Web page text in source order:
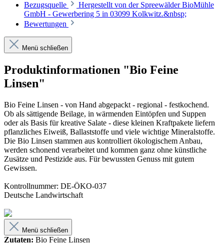
Bezugsquelle
Hergestellt von der Spreewälder BioMühle
GmbH - Gewerbering 5 in 03099 Kolkwitz.&nbsp;
Bewertungen
Menü schließen
Produktinformationen "Bio Feine
Linsen"
Bio Feine Linsen - von Hand abgepackt - regional - festkochend.
Ob als sättigende Beilage, in wärmenden Eintöpfen und Suppen
oder als Basis für kreative Salate - diese kleinen Kraftpakete liefern
pflanzliches Eiweiß, Ballaststoffe und viele wichtige Mineralstoffe.
Die Bio Linsen stammen aus kontrolliert ökologischem Anbau,
werden schonend verarbeitet und kommen ganz ohne künstliche
Zusätze und Pestizide aus. Für bewussten Genuss mit gutem
Gewissen.
Kontrollnummer: DE-ÖKO-037
Deutsche Landwirtschaft
Menü schließen
Zutaten: Bio Feine Linsen